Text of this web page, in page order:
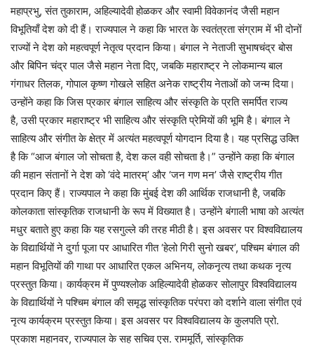
महाप्रभु, संत तुकाराम, अहिल्यादेवी होळकर और स्वामी विवेकानंद जैसी महान
विभूतियाँ देश को दी हैं। राज्यपाल ने कहा कि भारत के स्वतंत्रता संग्राम में भी दोनों
राज्यों ने देश को महत्वपूर्ण नेतृत्व प्रदान किया। बंगाल ने नेताजी सुभाषचंद्र बोस
और बिपिन चंद्र पाल जैसे महान नेता दिए, जबकि महाराष्ट्र ने लोकमान्य बाल
गंगाधर तिलक, गोपाल कृष्ण गोखले सहित अनेक राष्ट्रीय नेताओं को जन्म दिया।
उन्होंने कहा कि जिस प्रकार बंगाल साहित्य और संस्कृति के प्रति समर्पित राज्य
है, उसी प्रकार महाराष्ट्र भी साहित्य और संस्कृति प्रेमियों की भूमि है। बंगाल ने
साहित्य और संगीत के क्षेत्र में अत्यंत महत्वपूर्ण योगदान दिया है। यह प्रसिद्ध उक्ति
है कि “आज बंगाल जो सोचता है, देश कल वही सोचता है।” उन्होंने कहा कि बंगाल
की महान संतानों ने देश को ‘वंदे मातरम्’ और ‘जन गण मन’ जैसे राष्ट्रीय गीत
प्रदान किए हैं। राज्यपाल ने कहा कि मुंबई देश की आर्थिक राजधानी है, जबकि
कोलकाता सांस्कृतिक राजधानी के रूप में विख्यात है। उन्होंने बंगाली भाषा को अत्यंत
मधुर बताते हुए कहा कि यह रसगुल्ले की तरह मीठी है। इस अवसर पर विश्वविद्यालय
के विद्यार्थियों ने दुर्गा पूजा पर आधारित गीत ‘हेलो गिरी सुनो खबर’, पश्चिम बंगाल की
महान विभूतियों की गाथा पर आधारित एकल अभिनय, लोकनृत्य तथा कथक नृत्य
प्रस्तुत किया। कार्यक्रम में पुण्यश्लोक अहिल्यादेवी होळकर सोलापुर विश्वविद्यालय
के विद्यार्थियों ने पश्चिम बंगाल की समृद्ध सांस्कृतिक परंपरा को दर्शाने वाला संगीत एवं
नृत्य कार्यक्रम प्रस्तुत किया। इस अवसर पर विश्वविद्यालय के कुलपति प्रो.
प्रकाश महानवर, राज्यपाल के सह सचिव एस. राममूर्ति, सांस्कृतिक